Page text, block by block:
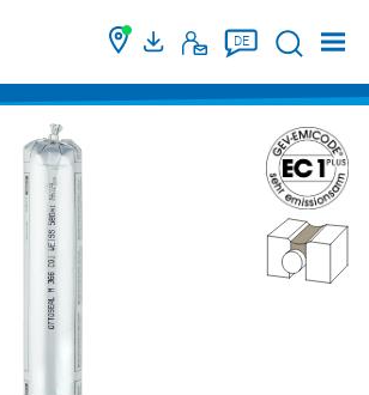
DE Suche